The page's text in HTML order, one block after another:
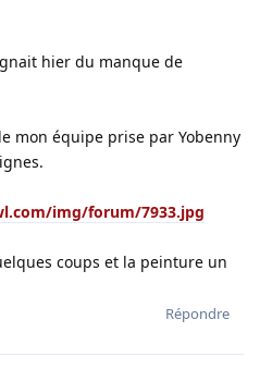
hier du manque de
mon équipe prise par Yobenny
img/forum/7933.jpg
coups et la peinture un
Répondre